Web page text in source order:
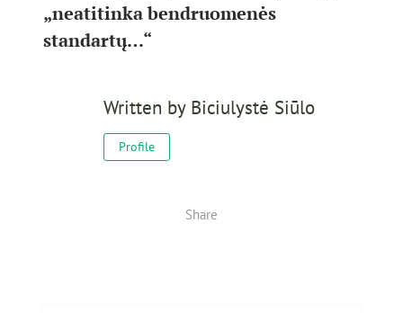
„neatitinka bendruomenės
standartų…“
Written by Biciulystė Siūlo
Profile
Share